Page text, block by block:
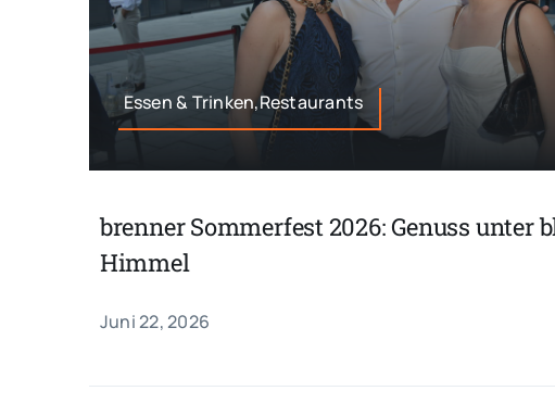
Essen & Trinken,Restaurants
brenner Sommerfest 2026: Genuss unter
Himmel
Juni 22, 2026